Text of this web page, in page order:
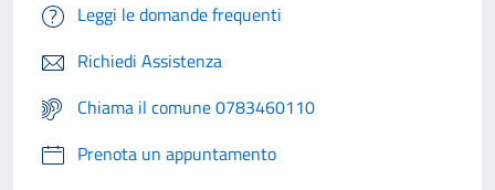
Leggi le domande frequenti
Richiedi Assistenza
Chiama il comune 0783460110
Prenota un appuntamento